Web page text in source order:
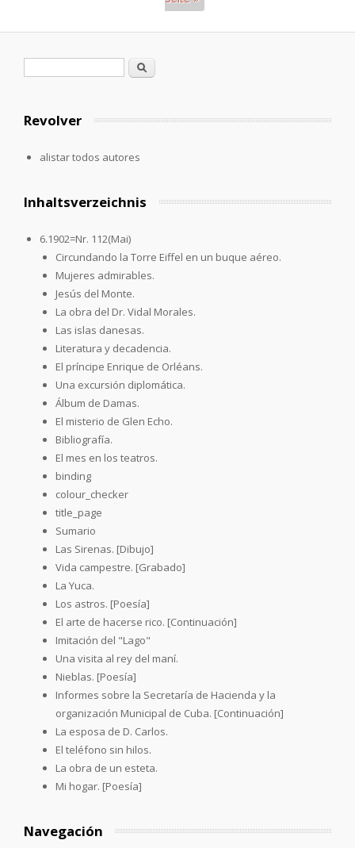
Formulario de búsqueda
Buscar
Revolver
alistar todos autores
Inhaltsverzeichnis
6.1902=Nr. 112(Mai)
Circundando la Torre Eiffel en un buque aéreo.
Mujeres admirables.
Jesús del Monte.
La obra del Dr. Vidal Morales.
Las islas danesas.
Literatura y decadencia.
El príncipe Enrique de Orléans.
Una excursión diplomática.
Álbum de Damas.
El misterio de Glen Echo.
Bibliografía.
El mes en los teatros.
binding
colour_checker
title_page
Sumario
Las Sirenas. [Dibujo]
Vida campestre. [Grabado]
La Yuca.
Los astros. [Poesía]
El arte de hacerse rico. [Continuación]
Imitación del "Lago"
Una visita al rey del maní.
Nieblas. [Poesía]
Informes sobre la Secretaría de Hacienda y la
organización Municipal de Cuba. [Continuación]
La esposa de D. Carlos.
El teléfono sin hilos.
La obra de un esteta.
Mi hogar. [Poesía]
Navegación